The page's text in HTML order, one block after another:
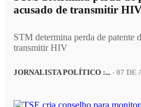
acusado de transmitir
STM determina perda de patente
transmitir HIV
JORNALISTA POLÍTICO :... - 07 DE